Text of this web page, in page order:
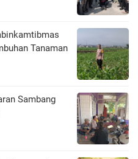
Tanaman
Sambang